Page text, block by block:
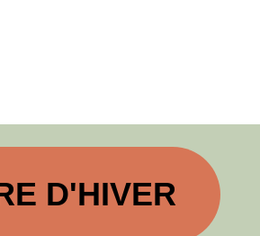
D'HIVER